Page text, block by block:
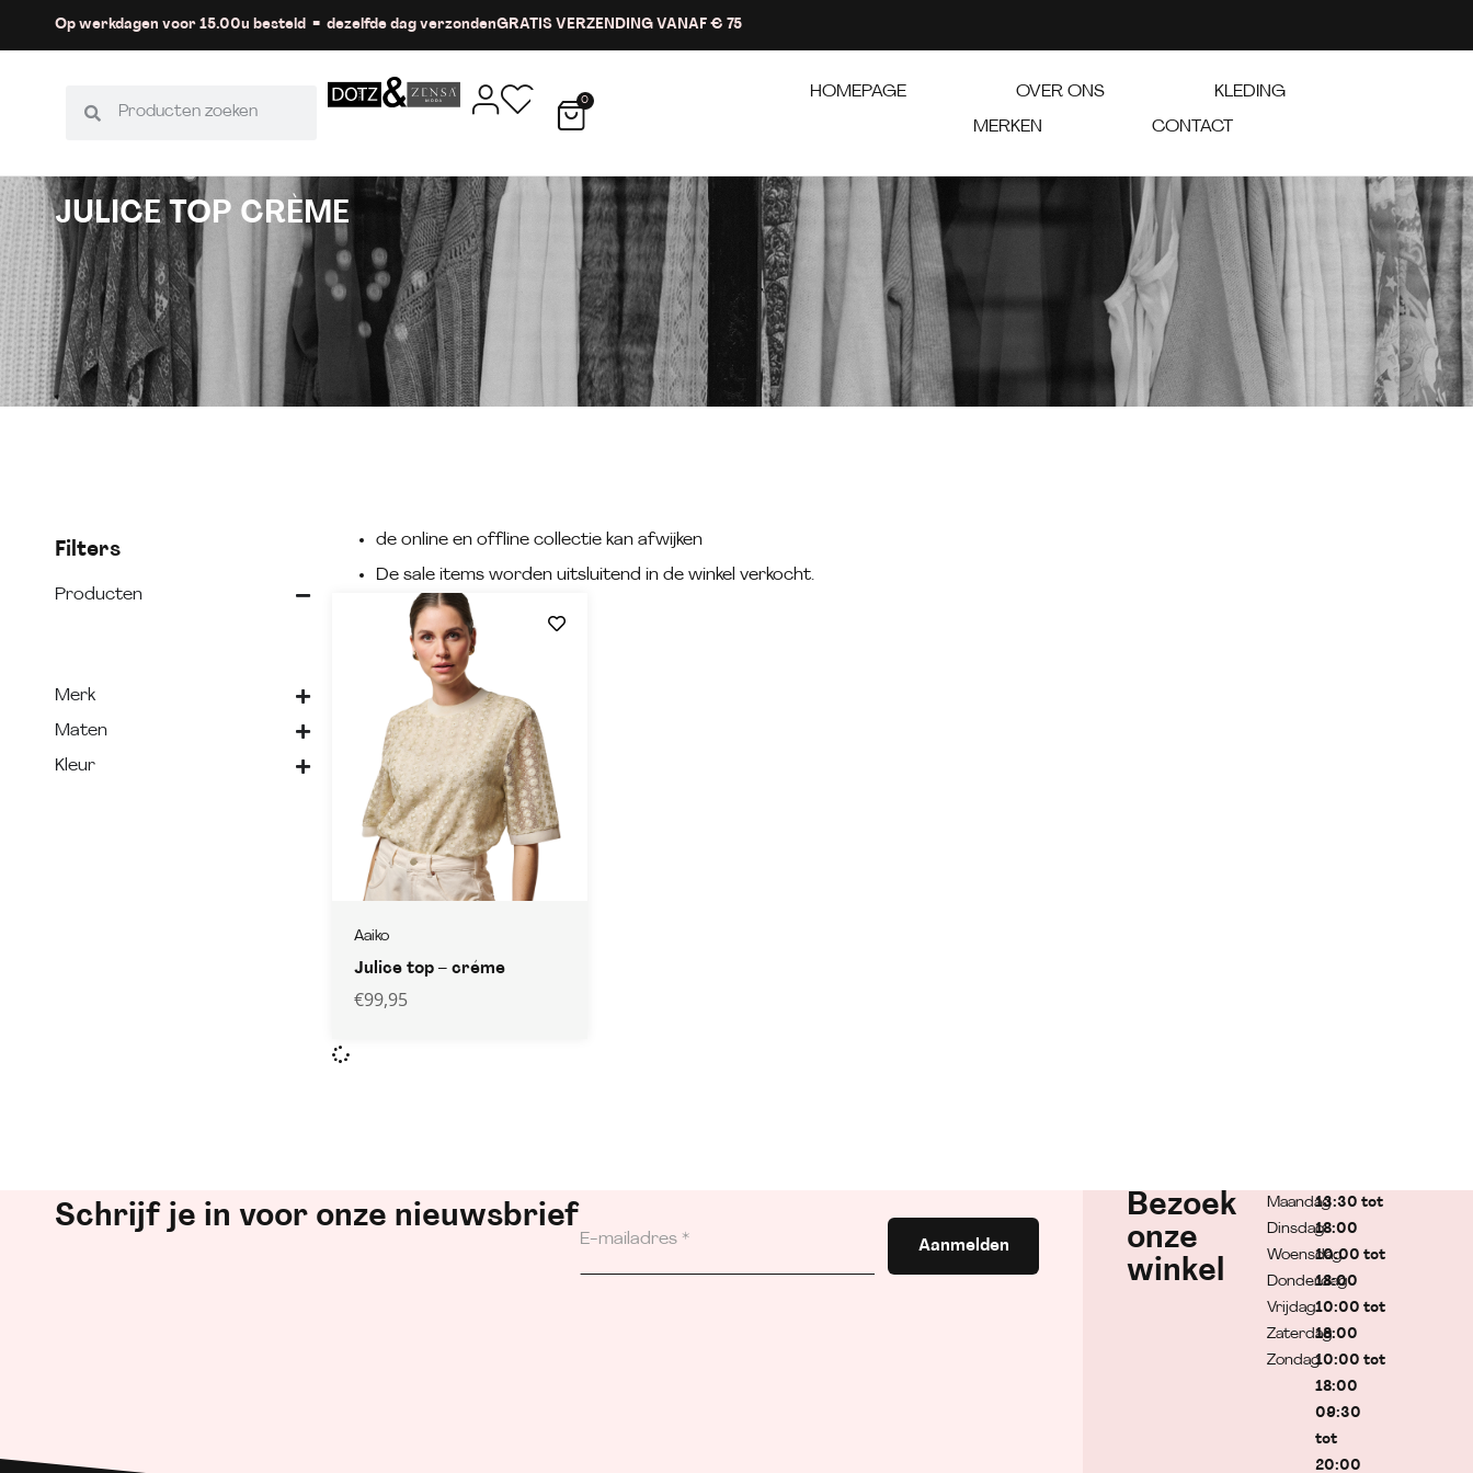
Op werkdagen voor 15.00u besteld = dezelfde dag verzondenGRATIS VERZENDING VANAF € 75
0 HOMEPAGE OVER ONS
KLEDING
MERKEN
CONTACT
JULICE TOP CRÈME
Filters
Producten
Merk
Maten
Kleur
de online en offline collectie kan afwijken
De sale items worden uitsluitend in de winkel verkocht.
Aaiko
Julice top – créme
€99,95
Schrijf je in voor onze nieuwsbrief
Aanmelden
Bezoek
onze
winkel
Maandag
Dinsdag
Woensdag
Donderdag
Vrijdag
Zaterdag
Zondag
13:30 tot
18:00
10:00 tot
18:00
10:00 tot
18:00
10:00 tot
18:00
09:30
tot
20:00